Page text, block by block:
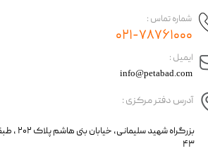
​ایمیل :
آدرس دفتر مرکزی :
info@petabad.com
​​بزرگراه شهید
۴۳
شماره تماس :
۰۲۱-۷۸۷۶۱۰۰۰